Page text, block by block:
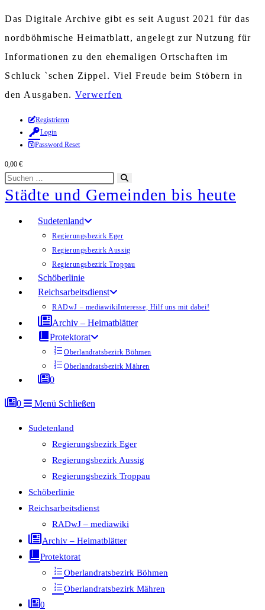
Das Digitale Archive gibt es seit August 2021 für das
nordböhmische Heimatblatt, angelegt zur Nutzung für
Informationen zu den ehemaligen Ortschaften im
Schluck `schen Zippel. Viel Freude beim Stöbern in
den Ausgaben. Verwerfen
Zum
Inhalt
springen
Registrieren
Login
Password Reset
0,00 €
Diese
Website
durchsuchen
starten
Städte und Gemeinden bis heute
Sudetenland
Regierungsbezirk Eger
Regierungsbezirk Aussig
Regierungsbezirk Troppau
Schöberlinie
Reichsarbeitsdienst
RADwJ – mediawikiInteresse, Hilf uns mit dabei!
Archiv – Heimatblätter
Protektorat
Oberlandratsbezirk Böhmen
Oberlandratsbezirk Mähren
0
0 Menü Schließen
Sudetenland
Regierungsbezirk Eger
Regierungsbezirk Aussig
Regierungsbezirk Troppau
Schöberlinie
Reichsarbeitsdienst
RADwJ – mediawiki
Archiv – Heimatblätter
Protektorat
Oberlandratsbezirk Böhmen
Oberlandratsbezirk Mähren
0